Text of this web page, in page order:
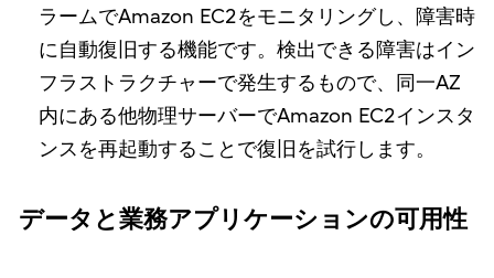
ラームでAmazon EC2をモニタリングし、障害時
に自動復旧する機能です。検出できる障害はイン
フラストラクチャーで発生するもので、同一AZ
内にある他物理サーバーでAmazon EC2インスタ
ンスを再起動することで復旧を試行します。
データと業務アプリケーションの可用性